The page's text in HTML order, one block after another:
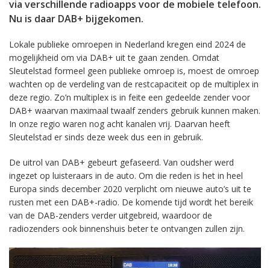
via verschillende radioapps voor de mobiele telefoon.
Nu is daar DAB+ bijgekomen.
Lokale publieke omroepen in Nederland kregen eind 2024 de
mogelijkheid om via DAB+ uit te gaan zenden. Omdat
Sleutelstad formeel geen publieke omroep is, moest de omroep
wachten op de verdeling van de restcapaciteit op de multiplex in
deze regio. Zo’n multiplex is in feite een gedeelde zender voor
DAB+ waarvan maximaal twaalf zenders gebruik kunnen maken.
In onze regio waren nog acht kanalen vrij. Daarvan heeft
Sleutelstad er sinds deze week dus een in gebruik.
De uitrol van DAB+ gebeurt gefaseerd. Van oudsher werd
ingezet op luisteraars in de auto. Om die reden is het in heel
Europa sinds december 2020 verplicht om nieuwe auto’s uit te
rusten met een DAB+-radio. De komende tijd wordt het bereik
van de DAB-zenders verder uitgebreid, waardoor de
radiozenders ook binnenshuis beter te ontvangen zullen zijn.